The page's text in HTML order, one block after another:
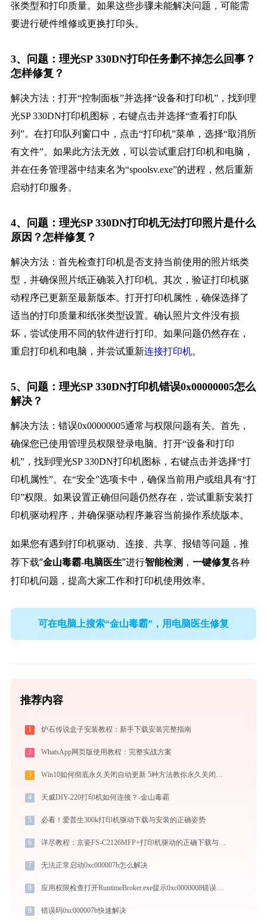
张类型和打印质量。如果这些步骤未能解决问题，可能需
要进行硬件维修或更换打印头。
3、问题：理光SP 330DN打印任务删不掉怎么回事？
怎样修复？
解决方法：打开“控制面板”并选择“设备和打印机”，找到理
光SP 330DN打印机图标，右键点击并选择“查看打印队
列”。在打印队列窗口中，点击“打印机”菜单，选择“取消所
有文件”。如果此方法无效，可以尝试重启打印机和电脑，
并在任务管理器中结束名为“spoolsv.exe”的进程，然后重新
启动打印服务。
4、问题：理光SP 330DN打印机无法打印照片是什么
原因？怎样修复？
解决方法：首先检查打印机是否支持当前使用的照片纸类
型，并确保照片纸正确装入打印机。其次，验证打印机驱
动程序已更新至最新版本。打开打印机属性，确保选择了
适当的打印质量和纸张类型设置。确认照片文件没有损
坏，尝试使用不同的软件进行打印。如果问题仍然存在，
重启打印机和电脑，并尝试重新连接打印机。
5、问题：理光SP 330DN打印机错误0x00000005怎么
解决？
解决方法：错误0x00000005通常与权限问题有关。首先，
确保您已使用管理员权限登录电脑。打开“设备和打印
机”，找到理光SP 330DN打印机图标，右键点击并选择“打
印机属性”。在“安全”选项卡中，确保当前用户或组具有“打
印”权限。如果设置正确但问题仍然存在，尝试重新安装打
印机驱动程序，并确保驱动程序兼容当前操作系统版本。
如果您有遇到打印机驱动、连接、共享、报错等问题，推
荐下载“金山毒霸-电脑医生”进行智能检测， 一键修复各种
打印机问题，提高大家工作和打印机使用效率。
可在电脑上搜索“金山毒霸”，用电脑医生修复
推荐内容
1 炉石传说盒子安装教程：新手下载安装完整指南
2 WhatsApp网页版使用教程：完整实战方案
3 Win10如何彻底永久关闭自动更新 5种方法教你永久关闭win10自动更新
4 天威DIY-220打印机如何连接？-金山毒霸
5 必看！爱普生300k打印机驱动下载与安装的正确姿势
6 详尽教程：京瓷FS-C2126MFP+打印机驱动的正确下载与安装方式
7 无法正常启动0xc000007b怎么解决
8 应用权限检查打开RuntimeBroker.exe提示0xc0000008错误码怎么办
9 错误码0xc000007b快速解决